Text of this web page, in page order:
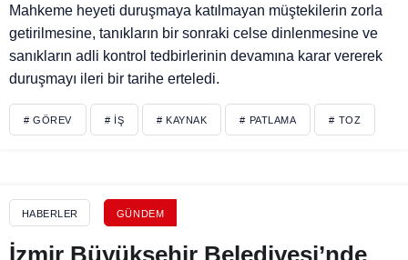
Mahkeme heyeti duruşmaya katılmayan müştekilerin zorla
getirilmesine, tanıkların bir sonraki celse dinlenmesine ve
sanıkların adli kontrol tedbirlerinin devamına karar vererek
duruşmayı ileri bir tarihe erteledi.
# GÖREV # İŞ # KAYNAK # PATLAMA # TOZ
HABERLER GÜNDEM